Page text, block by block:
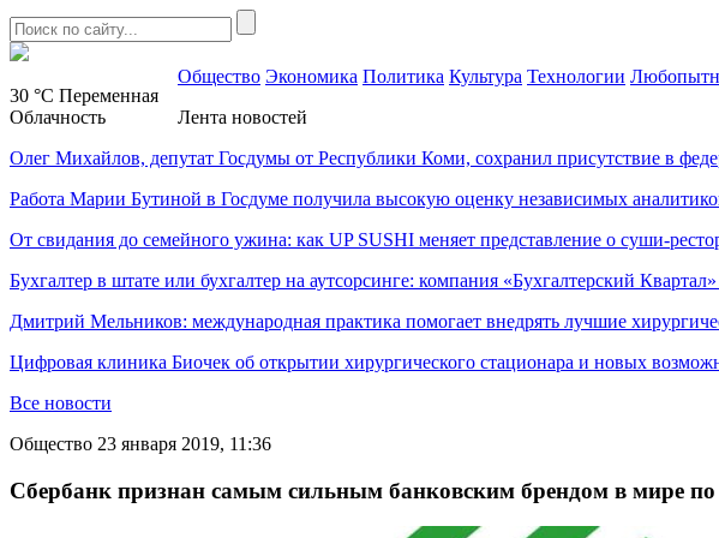
30 °C Переменная
Облачность
Общество Экономика Политика Культура Технологии
Лента новостей
Олег Михайлов, депутат Госдумы от Республики Коми, сохранил присутствие в
Работа Марии Бутиной в Госдуме получила высокую оценку независимых
От свидания до семейного ужина: как UP SUSHI меняет представление о суши-
Бухгалтер в штате или бухгалтер на аутсорсинге: компания «Бухгалтерский
Дмитрий Мельников: международная практика помогает внедрять лучшие
Цифровая клиника Биочек об открытии хирургического стационара и новых
Все новости
Общество 23 января 2019, 11:36
Сбербанк признан самым сильным банковским брендом в мире по